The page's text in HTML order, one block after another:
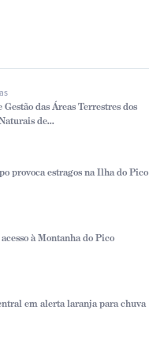
Gestão das Áreas Terrestres dos
de...
provoca estragos na Ilha do Pico
à Montanha do Pico
em alerta laranja para chuva